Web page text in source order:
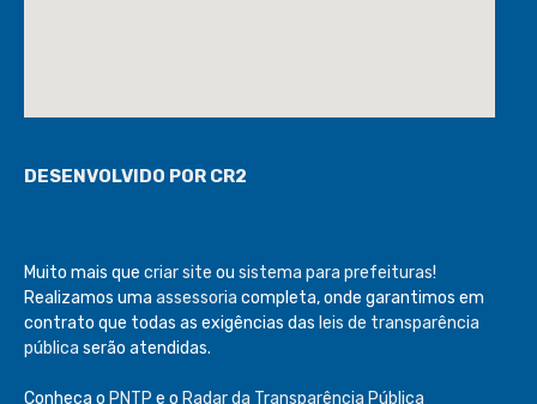
DESENVOLVIDO POR CR2
Muito mais que criar site ou sistema para prefeituras!
Realizamos uma assessoria completa, onde garantimos em
contrato que todas as exigências das leis de transparência
pública serão atendidas.
Conheça o PNTP e o Radar da Transparência Pública